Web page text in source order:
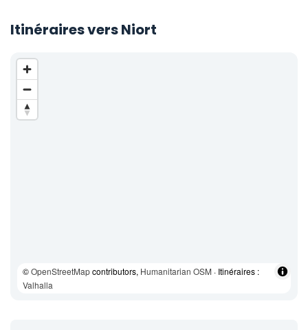
Itinéraires vers Niort
©OpenStreetMapcontributors, Humanitarian OSM · Itinéraires :
Valhalla